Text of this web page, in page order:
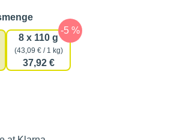
auswählen
8 x 110 g
(43,09 € / 1 kg)
37,92 €